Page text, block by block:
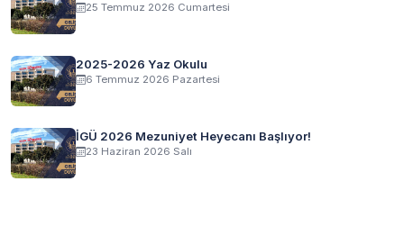
25 Temmuz 2026 Cumartesi
2025-2026 Yaz Okulu
6 Temmuz 2026 Pazartesi
İGÜ 2026 Mezuniyet Heyecanı Başlıyor!
23 Haziran 2026 Salı